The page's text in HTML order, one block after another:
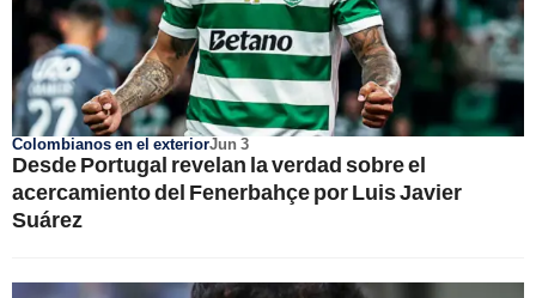
Colombianos en el exteriorJun 3
Desde Portugal revelan la verdad sobre el
acercamiento del Fenerbahçe por Luis Javier
Suárez